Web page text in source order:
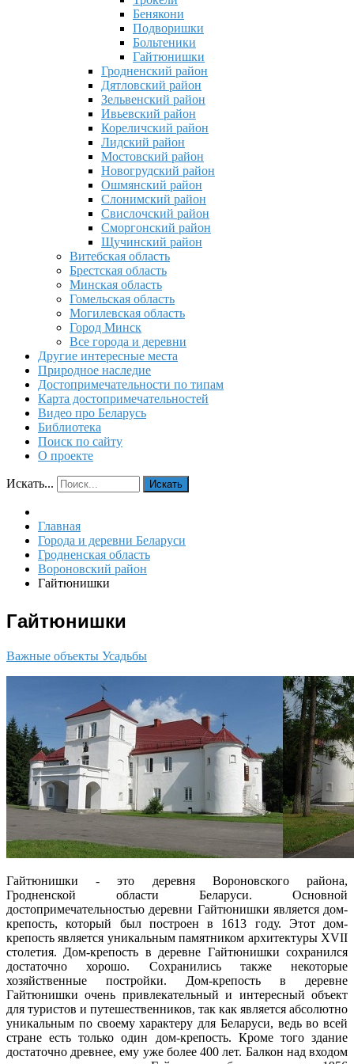
Бенякони
Подворишки
Больтеники
Гайтюнишки
Гродненский район
Дятловский район
Зельвенский район
Ивьевский район
Кореличский район
Лидский район
Мостовский район
Новогрудский район
Ошмянский район
Слонимский район
Свислочский район
Сморгонский район
Щучинский район
Витебская область
Брестская область
Минская область
Гомельская область
Могилевская область
Город Минск
Все города и деревни
Другие интересные места
Природное наследие
Достопримечательности по типам
Карта достопримечательностей
Видео про Беларусь
Библиотека
Поиск по сайту
О проекте
Искать... Искать
Главная
Города и деревни Беларуси
Гродненская область
Вороновский район
Гайтюнишки
Гайтюнишки
Важные объекты Усадьбы
Гайтюнишки - это деревня Вороновского района,
Гродненской области Беларуси. Основной
достопримечательностью деревни Гайтюнишки является дом-
крепость, который был построен в 1613 году. Этот дом-
крепость является уникальным памятником архитектуры XVII
столетия. Дом-крепость в деревне Гайтюнишки сохранился
достаточно хорошо. Сохранились также некоторые
хозяйственные постройки. Дом-крепость в деревне
Гайтюнишки очень привлекательный и интересный объект
для туристов и путешественников, так как является абсолютно
уникальным по своему характеру для Беларуси, ведь во всей
стране есть только один дом-крепость. Кроме того здание
достаточно древнее, ему уже более 400 лет. Балкон над входом